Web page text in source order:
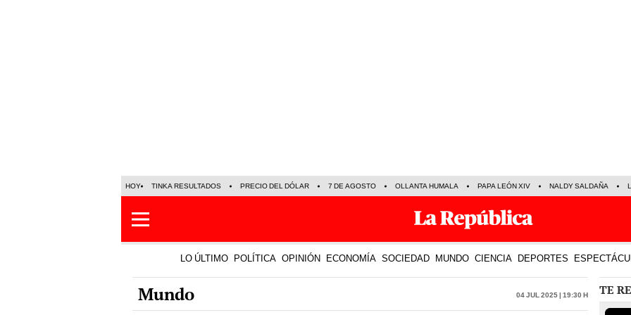
HOY TINKA RESULTADOS PRECIO DEL DÓLAR 7 DE AGOSTO OLLANTA HUMALA PAPA LEÓN XIV NALDY SALDAÑA
LO ÚLTIMO POLÍTICA OPINIÓN ECONOMÍA SOCIEDAD MUNDO CIENCIA DEPORTES
Mundo 04 Jul 2025 | 19:30 h TE